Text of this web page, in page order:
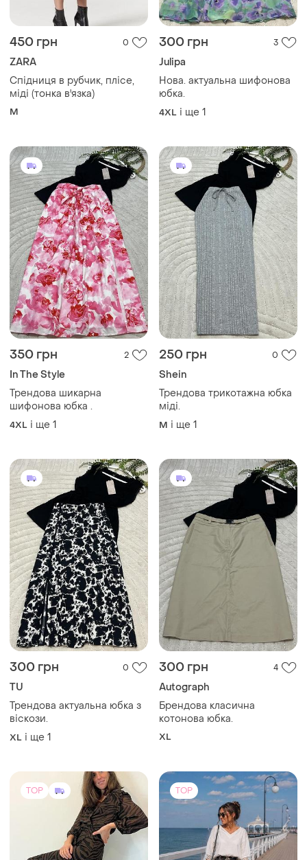
450 грн 0
ZARA
Спідниця в рубчик, плісе,
міді (тонка в'язка)
M
300 грн 3
Julipa
Нова. актуальна шифонова
юбка.
4XL і ще 1
350 грн 2
In The Style
Трендова шикарна
шифонова юбка .
4XL і ще 1
250 грн 0
Shein
Трендова трикотажна юбка
міді.
M і ще 1
300 грн 0
TU
Трендова актуальна юбка з
віскози.
XL і ще 1
300 грн 4
Autograph
Брендова класична
котонова юбка.
XL
TOP TOP